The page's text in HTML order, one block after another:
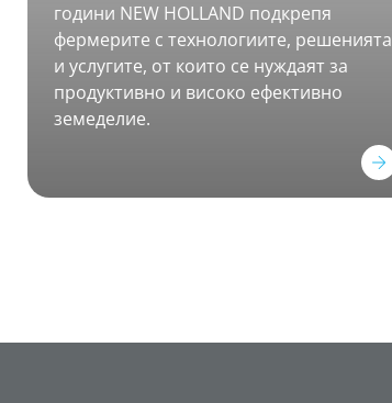
години NEW HOLLAND подкрепя
фермерите с технологиите, решенията
и услугите, от които се нуждаят за
продуктивно и високо ефективно
земеделие.